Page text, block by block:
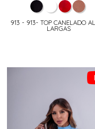
913 - 913- TOP CANELADO
LARGAS